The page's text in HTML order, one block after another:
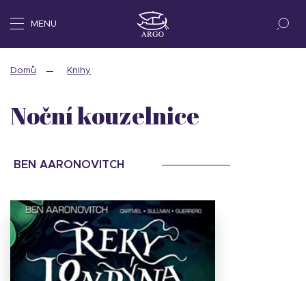
MENU
Domů Knihy
Noční kouzelnice
BEN AARONOVITCH